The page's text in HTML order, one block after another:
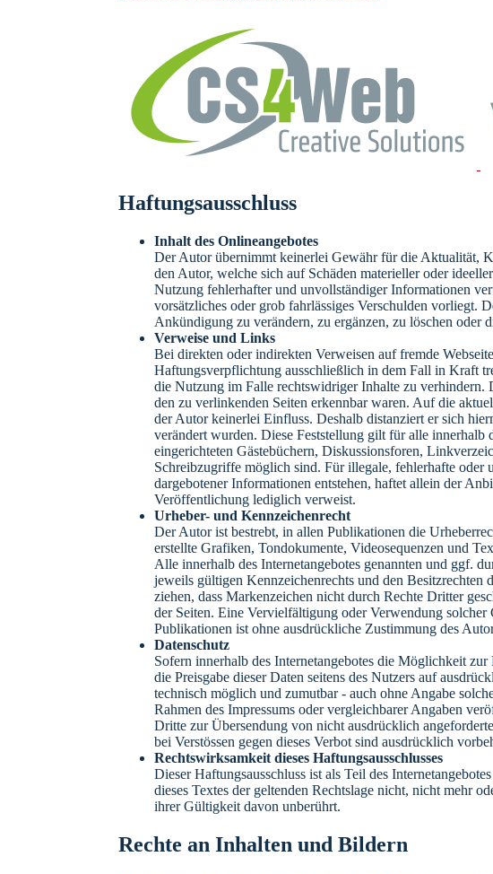
Haftungsausschluss
Inhalt des Onlineangebotes
Der Autor übernimmt keinerlei Gewähr für die Aktualität,
den Autor, welche sich auf Schäden materieller oder
Nutzung fehlerhafter und unvollständiger Informationen
vorsätzliches oder grob fahrlässiges Verschulden vorliegt.
Ankündigung zu verändern, zu ergänzen, zu löschen oder
Verweise und Links
Bei direkten oder indirekten Verweisen auf fremde
Haftungsverpflichtung ausschließlich in dem Fall in Kraft
die Nutzung im Falle rechtswidriger Inhalte zu
den zu verlinkenden Seiten erkennbar waren. Auf die
der Autor keinerlei Einfluss. Deshalb distanziert er sich
verändert wurden. Diese Feststellung gilt für alle
eingerichteten Gästebüchern, Diskussionsforen,
Schreibzugriffe möglich sind. Für illegale, fehlerhafte oder
dargebotener Informationen entstehen, haftet allein der
Veröffentlichung lediglich verweist.
Urheber- und Kennzeichenrecht
Der Autor ist bestrebt, in allen Publikationen die
erstellte Grafiken, Tondokumente, Videosequenzen und
Alle innerhalb des Internetangebotes genannten und ggf.
jeweils gültigen Kennzeichenrechts und den
ziehen, dass Markenzeichen nicht durch Rechte Dritter
der Seiten. Eine Vervielfältigung oder Verwendung
Publikationen ist ohne ausdrückliche Zustimmung des
Datenschutz
Sofern innerhalb des Internetangebotes die Möglichkeit
die Preisgabe dieser Daten seitens des Nutzers auf
technisch möglich und zumutbar - auch ohne Angabe
Rahmen des Impressums oder vergleichbarer Angaben
Dritte zur Übersendung von nicht ausdrücklich
bei Verstössen gegen dieses Verbot sind ausdrücklich
Rechtswirksamkeit dieses Haftungsausschlusses
Dieser Haftungsausschluss ist als Teil des
dieses Textes der geltenden Rechtslage nicht, nicht mehr
ihrer Gültigkeit davon unberührt.
Rechte an Inhalten und Bildern